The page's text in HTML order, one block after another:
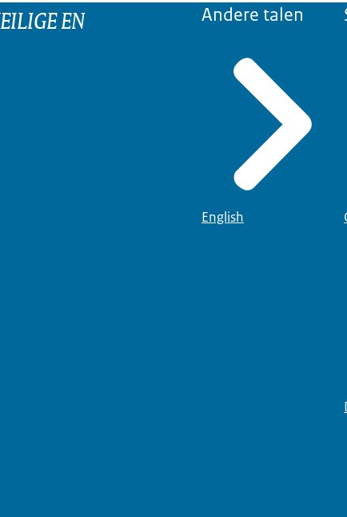
EN
Andere talen
English